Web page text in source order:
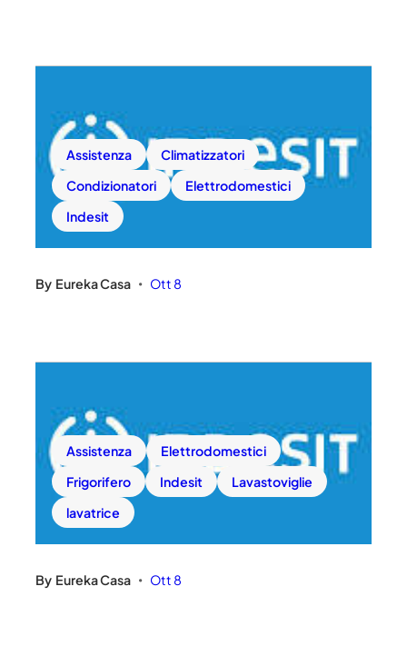
Assistenza
Climatizzatori
Condizionatori
Elettrodomestici
Indesit
By Eureka Casa • Ott 8
Assistenza
Elettrodomestici
Frigorifero
Indesit
Lavastoviglie
lavatrice
By Eureka Casa • Ott 8